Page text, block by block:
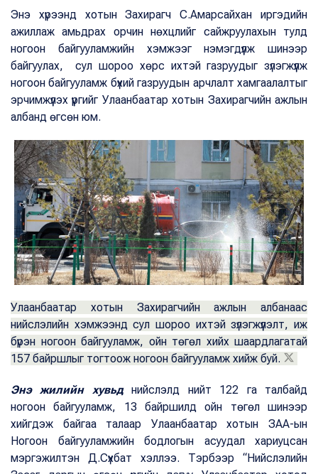
Энэ хүрээнд хотын Захирагч С.Амарсайхан иргэдийн
ажиллаж амьдрах орчин нөхцлийг сайжруулахын тулд
ногоон байгууламжийн хэмжээг нэмэгдүүлж шинээр
байгуулах, сул шороо хөрс ихтэй газруудыг зүлэгжүүлж
ногоон байгууламж бүхий газруудын арчлалт хамгаалалтыг
эрчимжүүлэх үүргийг Улаанбаатар хотын Захирагчийн ажлын
албанд өгсөн юм.
Улаанбаатар хотын Захирагчийн ажлын албанаас
нийслэлийн хэмжээнд сул шороо ихтэй зүлэгжүүлэлт, иж
бүрэн ногоон байгууламж, ойн төгөл хийх шаардлагатай
157 байршлыг тогтоож ногоон байгууламж хийж буй.
Энэ жилийн хувьднийслэлд нийт 122 га талбайд
ногоон байгууламж, 13 байршилд ойн төгөл шинээр
хийгдэж байгаа талаар Улаанбаатар хотын ЗАА-ын
Ногоон байгууламжийн бодлогын асуудал хариуцсан
мэргэжилтэн Д.Сүхбат хэллээ. Тэрбээр “Нийслэлийн